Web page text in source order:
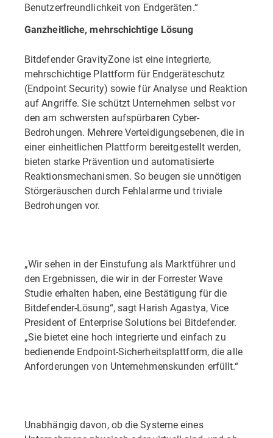
Benutzerfreundlichkeit von Endgeräten.“
Ganzheitliche, mehrschichtige Lösung
Bitdefender GravityZone ist eine integrierte,
mehrschichtige Plattform für Endgeräteschutz
(Endpoint Security) sowie für Analyse und Reaktion
auf Angriffe. Sie schützt Unternehmen selbst vor
den am schwersten aufspürbaren Cyber-
Bedrohungen. Mehrere Verteidigungsebenen, die in
einer einheitlichen Plattform bereitgestellt werden,
bieten starke Prävention und automatisierte
Reaktionsmechanismen. So beugen sie unnötigen
Störgeräuschen durch Fehlalarme und triviale
Bedrohungen vor.
„Wir sehen in der Einstufung als Marktführer und
den Ergebnissen, die wir in der Forrester Wave
Studie erhalten haben, eine Bestätigung für die
Bitdefender-Lösung“, sagt Harish Agastya, Vice
President of Enterprise Solutions bei Bitdefender.
„Sie bietet eine hoch integrierte und einfach zu
bedienende Endpoint-Sicherheitsplattform, die alle
Anforderungen von Unternehmenskunden erfüllt.“
Unabhängig davon, ob die Systeme eines